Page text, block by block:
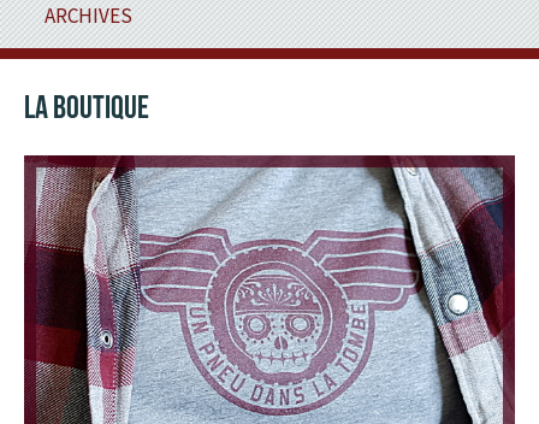
ARCHIVES
LA BOUTIQUE